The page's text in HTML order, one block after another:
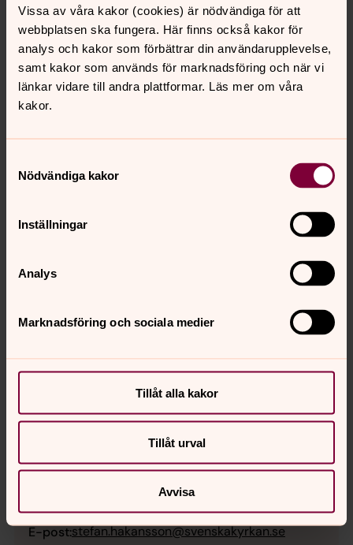
Vissa av våra kakor (cookies) är nödvändiga för att
webbplatsen ska fungera. Här finns också kakor för
analys och kakor som förbättrar din användarupplevelse,
samt kakor som används för marknadsföring och när vi
länkar vidare till andra plattformar. Läs mer om våra
kakor.
Nödvändiga kakor
Inställningar
Analys
Marknadsföring och sociala medier
Tillåt alla kakor
Tillåt urval
Avvisa
Pressjouren
Direkt:018-169475
E-post:press@svenskakyrkan.se
Mer om Pressjouren
Lina Beutler
E-post:
Mer om Lina Beutler
Presskontakt för kyrkomöte, kyrkorätt, jourhavande
präst, barn/unga, diakonalt arbete, minoritetsspråk,
urfolksrättigheter, Svenska kyrkan i utlandet, mm.
Stefan Håkansson
Mobil:0768-00 01 02
E-post:stefan.hakansson@svenskakyrkan.se